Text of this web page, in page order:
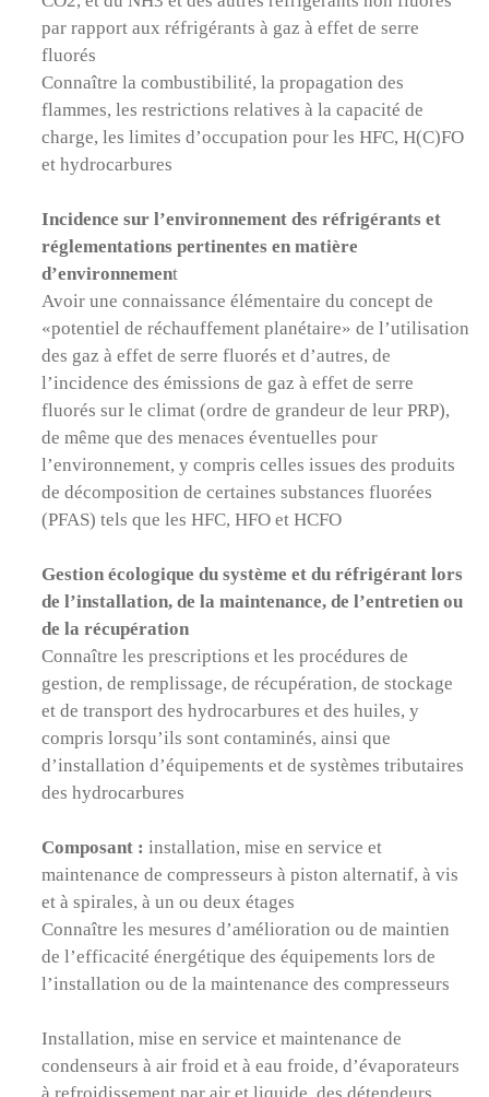
par rapport aux réfrigérants à gaz à effet de serre
fluorés
Connaître la combustibilité, la propagation des
flammes, les restrictions relatives à la capacité de
charge, les limites d’occupation pour les HFC, H(C)FO
et hydrocarbures
Incidence sur l’environnement des réfrigérants et
réglementations pertinentes en matière
d’environnement
Avoir une connaissance élémentaire du concept de
«potentiel de réchauffement planétaire» de l’utilisation
des gaz à effet de serre fluorés et d’autres, de
l’incidence des émissions de gaz à effet de serre
fluorés sur le climat (ordre de grandeur de leur PRP),
de même que des menaces éventuelles pour
l’environnement, y compris celles issues des produits
de décomposition de certaines substances fluorées
(PFAS) tels que les HFC, HFO et HCFO
Gestion écologique du système et du réfrigérant lors
de l’installation, de la maintenance, de l’entretien ou
de la récupération
Connaître les prescriptions et les procédures de
gestion, de remplissage, de récupération, de stockage
et de transport des hydrocarbures et des huiles, y
compris lorsqu’ils sont contaminés, ainsi que
d’installation d’équipements et de systèmes tributaires
des hydrocarbures
Composant : installation, mise en service et
maintenance de compresseurs à piston alternatif, à vis
et à spirales, à un ou deux étages
Connaître les mesures d’amélioration ou de maintien
de l’efficacité énergétique des équipements lors de
l’installation ou de la maintenance des compresseurs
Installation, mise en service et maintenance de
condenseurs à air froid et à eau froide, d’évaporateurs